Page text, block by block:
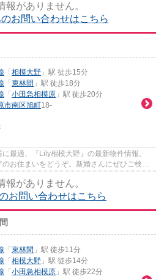
報がありません。
お問い合わせはこちら
「 相模大野 」駅 徒歩15分
「 東林間 」駅 徒歩18分
「 小田急相模原 」駅 徒歩20分
市南区旭町18-
最適、『Lily相模大野』の最新物件情報。
お住まいをどうぞ。新婚さんにぜひご検討
報がありません。
お問い合わせはこちら
「 東林間 」駅 徒歩11分
「 相模大野 」駅 徒歩14分
「 小田急相模原 」駅 徒歩22分